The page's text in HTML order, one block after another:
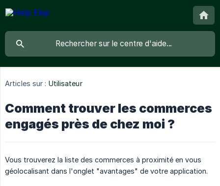
Articles sur : Utilisateur
Comment trouver les commerces
engagés près de chez moi ?
Vous trouverez la liste des commerces à proximité en vous
géolocalisant dans l'onglet "avantages" de votre application.